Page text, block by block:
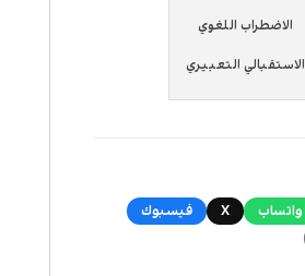
الاضطراب اللغوي
الاستقبالي التعبيري
واتساب X
فيسبوك